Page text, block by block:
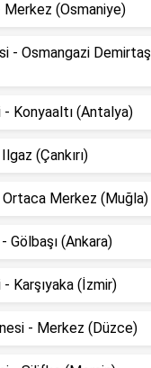
Merkez (Osmaniye)
- Osmangazi Demirtaş
Konyaaltı (Antalya)
(Çankırı)
Ortaca Merkez (Muğla)
Gölbaşı (Ankara)
Karşıyaka (İzmir)
- Merkez (Düzce)